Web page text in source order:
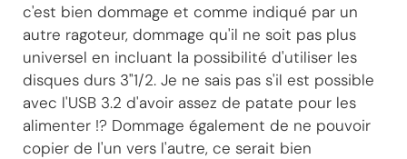
c'est bien dommage et comme indiqué par un
autre ragoteur, dommage qu'il ne soit pas plus
universel en incluant la possibilité d'utiliser les
disques durs 3"1/2. Je ne sais pas s'il est possible
avec l'USB 3.2 d'avoir assez de patate pour les
alimenter !? Dommage également de ne pouvoir
copier de l'un vers l'autre, ce serait bien